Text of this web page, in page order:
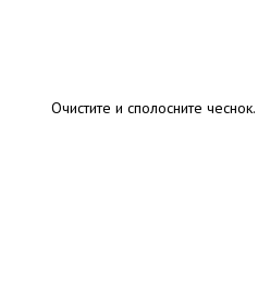
Очистите и сполосните чеснок.